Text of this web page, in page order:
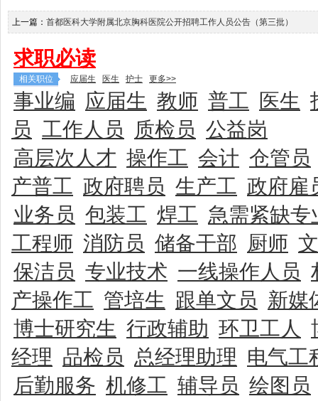
上一篇： 首都医科大学附属北京胸科医院公开招聘工作人员公告（第三批）
求职必读
相关职位 应届生 医生 护士 更多>>
事业编 应届生 教师 普工 医生
员 工作人员 质检员 公益岗
高层次人才 操作工 会计 仓管员
产普工 政府聘员 生产工 政府雇
业务员 包装工 焊工 急需紧缺专
工程师 消防员 储备干部 厨师
保洁员 专业技术 一线操作人员
产操作工 管培生 跟单文员 新媒
博士研究生 行政辅助 环卫工人
经理 品检员 总经理助理 电气工
后勤服务 机修工 辅导员 绘图员